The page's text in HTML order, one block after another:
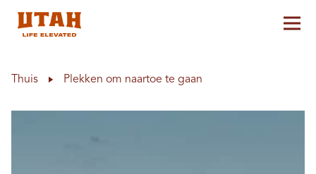
Thuis Plekken om naartoe te gaan